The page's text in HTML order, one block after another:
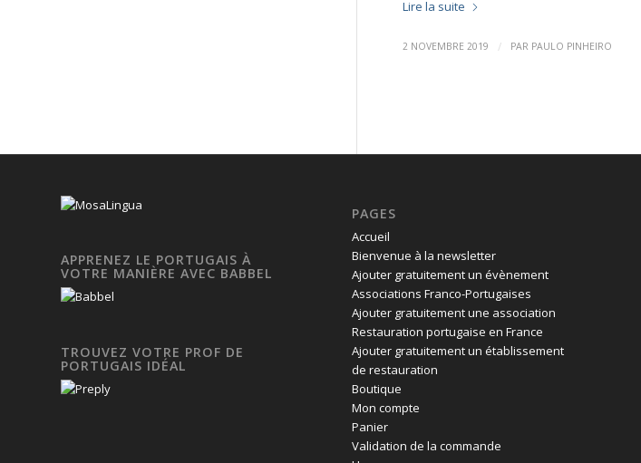
Lire la suite
2 NOVEMBRE 2019 / PAR PAULO PINHEIRO
APPRENEZ LE PORTUGAIS À
VOTRE MANIÈRE AVEC BABBEL
TROUVEZ VOTRE PROF DE
PORTUGAIS IDÉAL
PAGES
Accueil
Bienvenue à la newsletter
Ajouter gratuitement un évènement
Associations Franco-Portugaises
Ajouter gratuitement une association
Restauration portugaise en France
Ajouter gratuitement un établissement
de restauration
Boutique
Mon compte
Panier
Validation de la commande